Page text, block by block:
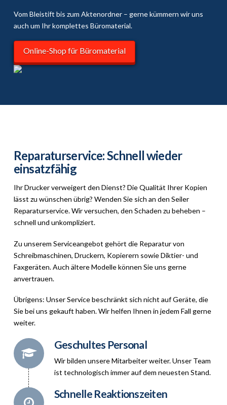
Vom Bleistift bis zum Aktenordner – gerne kümmern wir uns
auch um Ihr komplettes Büromaterial.
Online-Shop für Büromaterial
Reparaturservice: Schnell wieder
einsatzfähig
Ihr Drucker verweigert den Dienst? Die Qualität Ihrer Kopien
lässt zu wünschen übrig? Wenden Sie sich an den Seiler
Reparaturservice. Wir versuchen, den Schaden zu beheben –
schnell und unkompliziert.
Zu unserem Serviceangebot gehört die Reparatur von
Schreibmaschinen, Druckern, Kopierern sowie Diktier- und
Faxgeräten. Auch ältere Modelle können Sie uns gerne
anvertrauen.
Übrigens: Unser Service beschränkt sich nicht auf Geräte, die
Sie bei uns gekauft haben. Wir helfen Ihnen in jedem Fall gerne
weiter.
Connector.
Geschultes Personal
Wir bilden unsere Mitarbeiter weiter. Unser Team
ist technologisch immer auf dem neuesten Stand.
Schnelle Reaktionszeiten